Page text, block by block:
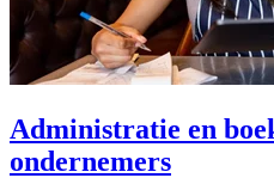
Administratie en
ondernemers